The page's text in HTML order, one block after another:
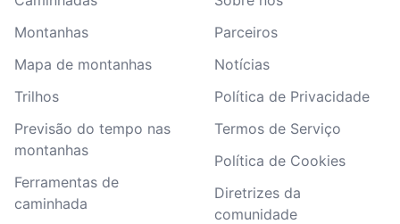
Montanhas
Mapa de montanhas
Trilhos
Previsão do tempo nas
montanhas
Ferramentas de
caminhada
Parceiros
Notícias
Política de Privacidade
Termos de Serviço
Política de Cookies
Diretrizes da
comunidade